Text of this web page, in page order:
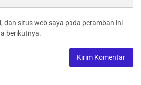
dan situs web saya pada peramban ini
berikutnya.